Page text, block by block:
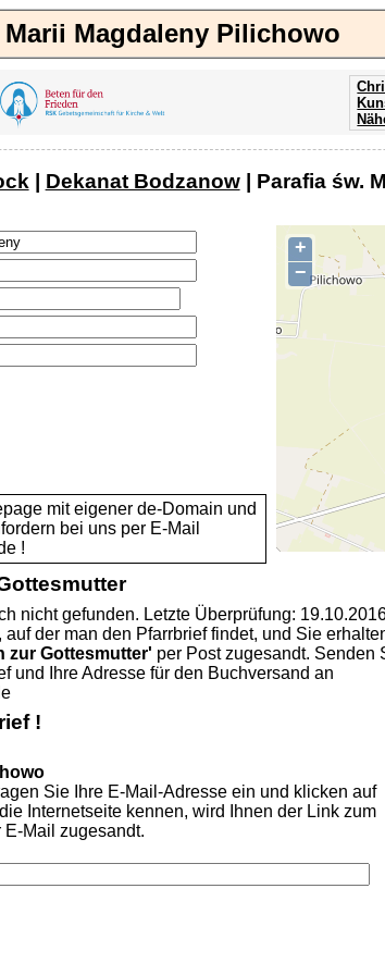
Marii Magdaleny Pilichowo
| Dekanat Bodzanow| Parafia św.
+
−
mit eigener de-Domain und
bei uns per E-Mail
!
nicht gefunden. Letzte Überprüfung:
der man den Pfarrbrief findet, und Sie
zur Gottesmutter' per Post zugesandt. Senden
und Ihre Adresse für den Buchversand an
!
Sie Ihre E-Mail-Adresse ein und klicken auf
Internetseite kennen, wird Ihnen der Link zum
Mail zugesandt.